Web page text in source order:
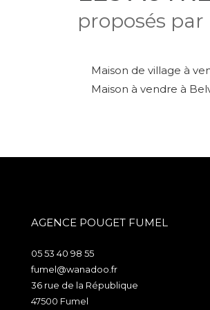
proposés
Maison de village à
Maison à vendre à
AGENCE POUGET FUMEL
05 53 40 98 55
fumel@wanadoo.fr
36 rue de la République
47500
fumel